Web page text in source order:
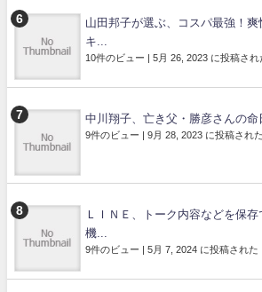
山田邦子が選ぶ、コスパ最強！
キ...
10件のビュー | 5月 26, 2023 に投稿され
中川翔子、亡き父・勝彦さんの命
9件のビュー | 9月 28, 2023 に投稿された
ＬＩＮＥ、トーク内容などを保存
機...
9件のビュー | 5月 7, 2024 に投稿された